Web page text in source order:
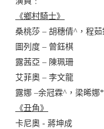
《鄉村騎士》
桑桃莎 – 胡穗倩^，程
圖列度 – 曾鈺棋
露茜亞 – 陳珮珊
艾菲奧 – 李文龍
露娜 –余冠霖^， 梁晞娜*
《丑角》
卡尼奧 - 蔣坤成